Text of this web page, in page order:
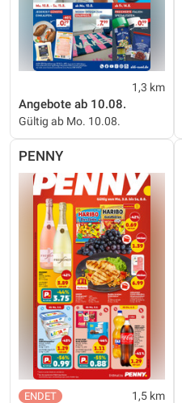
1,3 km
Angebote ab 10.08.
Gültig ab Mo. 10.08.
PENNY
1,5 km